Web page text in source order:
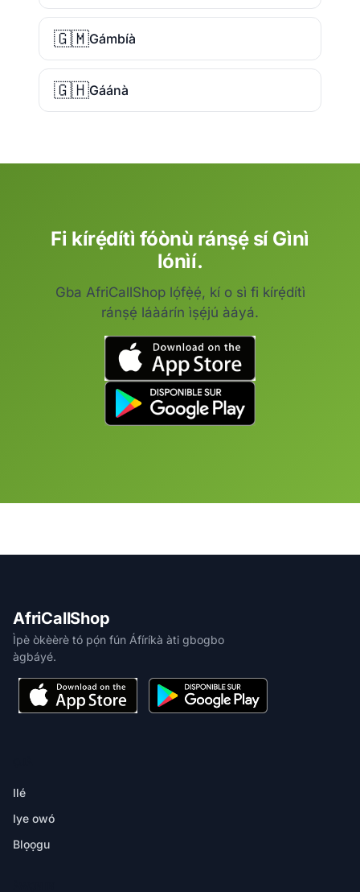
🇬🇲Gámbíà
🇬🇭Gáánà
Fi kírẹ́dítì fóònù ránṣẹ́ sí Gìnì
lónìí.
Gba AfriCallShop lọ́fẹ̀ẹ́, kí o sì fi kírẹ́dítì
ránṣẹ́ láàárín ìṣẹ́jú àáyá.
AfriCallShop
Ìpè òkèèrè tó pọ́n fún Áfíríkà àti gbogbo
àgbáyé.
Ilé
Iye owó
Blọọgu